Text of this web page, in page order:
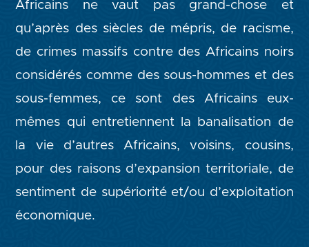
Africains ne vaut pas grand-chose et
qu’après des siècles de mépris, de racisme,
de crimes massifs contre des Africains noirs
considérés comme des sous-hommes et des
sous-femmes, ce sont des Africains eux-
mêmes qui entretiennent la banalisation de
la vie d’autres Africains, voisins, cousins,
pour des raisons d’expansion territoriale, de
sentiment de supériorité et/ou d’exploitation
économique.